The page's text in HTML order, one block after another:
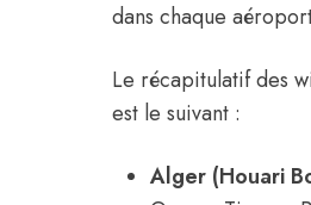
dans chaque
Le récapitulatif des
est le suivant :
Alger (Houari